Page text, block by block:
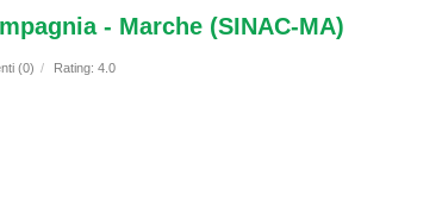
- Marche (SINAC-MA)
(0) / Rating: 4.0